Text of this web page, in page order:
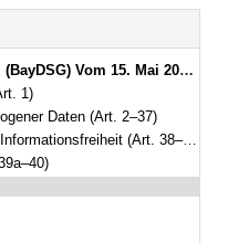
(GVBl. S. 230) BayRS 204-1-I (Art. 1–40)
1)
Daten (Art. 2–37)
(Art. 38–39)